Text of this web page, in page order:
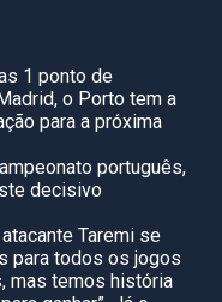
1 ponto de
o Porto tem a
para a próxima
português,
decisivo
Taremi se
para todos os jogos
mas temos história